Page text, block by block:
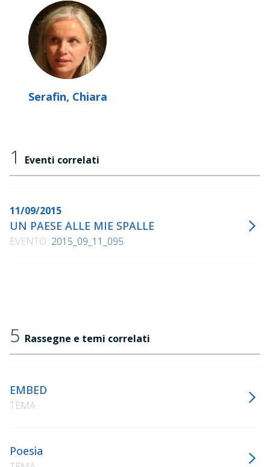
Serafin, Chiara
1 Eventi correlati
11/09/2015
UN PAESE ALLE MIE SPALLE
EVENTO 2015_09_11_095
5 Rassegne e temi correlati
EMBED
TEMA
Poesia